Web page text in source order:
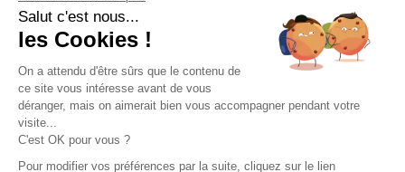
DEVENIR INSTALLATEUR
NOTRE SERVICE APRÈS VENTE
NOS PARTENAIRES OFFICIELS